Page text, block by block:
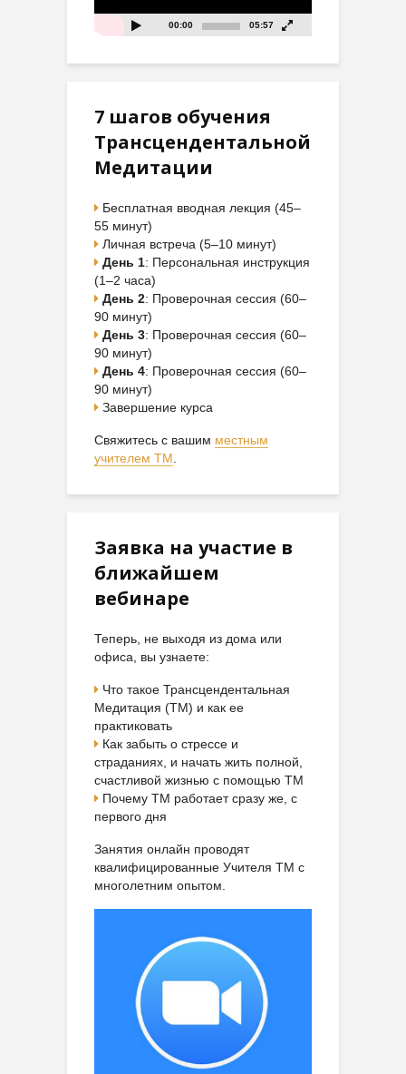
00:00 05:57
7 шагов обучения
Трансцендентальной
Медитации
Бесплатная вводная лекция (45–
55 минут)
Личная встреча (5–10 минут)
День 1: Персональная инструкция
(1–2 часа)
День 2: Проверочная сессия (60–
90 минут)
День 3: Проверочная сессия (60–
90 минут)
День 4: Проверочная сессия (60–
90 минут)
Завершение курса
Свяжитесь с вашим местным
учителем ТМ
Заявка на участие в
ближайшем
вебинаре
Теперь, не выходя из дома или
офиса, вы узнаете:
Что такое Трансцендентальная
Медитация (ТМ) и как ее
практиковать
Как забыть о стрессе и
страданиях, и начать жить полной,
счастливой жизнью с помощью ТМ
Почему ТМ работает сразу же, с
первого дня
Занятия онлайн проводят
квалифицированные Учителя ТМ с
многолетним опытом.